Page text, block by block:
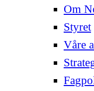
Om
Styret
Våre